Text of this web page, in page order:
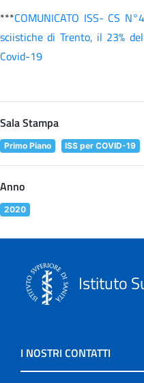
***COMUNICATO ISS- CS
sciistiche di Trento, il 23%
Covid-19
Sala Stampa
Primo Piano ISS per COVID-19
Anno
2020
Istituto
I NOSTRI CONTATTI